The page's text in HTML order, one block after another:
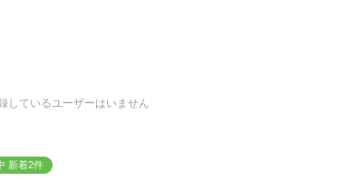
しているユーザーはいません
新着2件